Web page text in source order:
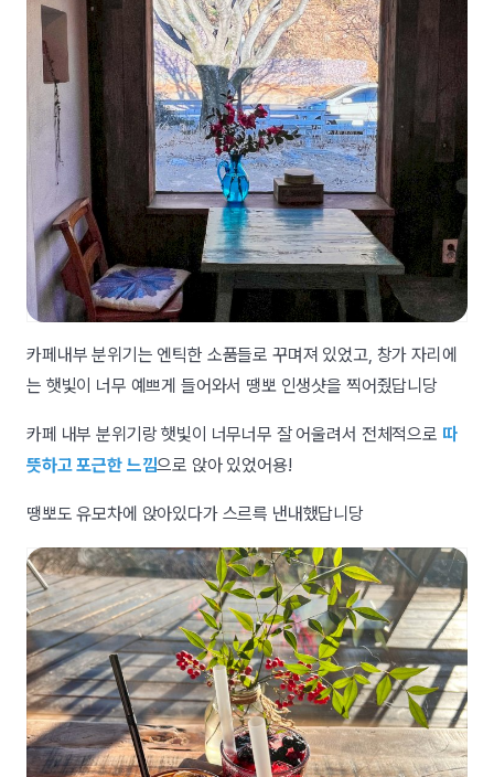
카페내부 분위기는 엔틱한 소품들로 꾸며져 있었고, 창가 자리에
는 햇빛이 너무 예쁘게 들어와서 땡뽀 인생샷을 찍어줬답니당
카페 내부 분위기랑 햇빛이 너무너무 잘 어울려서 전체적으로 따
뜻하고 포근한 느낌으로 앉아 있었어용!
땡뽀도 유모차에 앉아있다가 스르륵 낸내했답니당